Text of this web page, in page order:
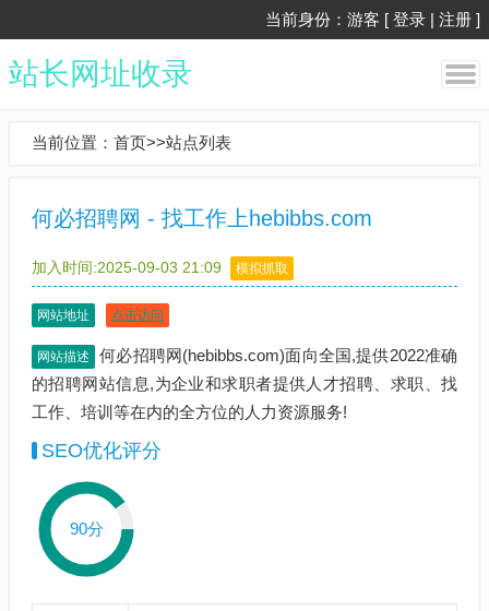
当前身份：游客 [ 登录 | 注册 ]
站长网址收录
当前位置： 首页>>站点列表
何必招聘网 - 找工作上hebibbs.com
加入时间:2025-09-03 21:09 模拟抓取
网站地址 点击访问
网站描述
何必招聘网(hebibbs.com)面向全国,提供2022准确
的招聘网站信息,为企业和求职者提供人才招聘、求职、找
工作、培训等在内的全方位的人力资源服务!
SEO优化评分
90分